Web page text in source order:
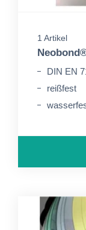
1 Artikel
DIN EN
reißfest